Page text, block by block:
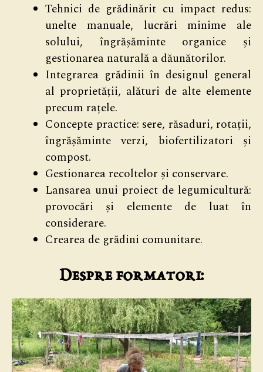
Tehnici de grădinărit cu impact redus:
unelte manuale, lucrări minime ale
solului, îngrășăminte organice și
gestionarea naturală a dăunătorilor.
Integrarea grădinii în designul general
al proprietății, alături de alte elemente
precum rațele.
Concepte practice: sere, răsaduri, rotații,
îngrășăminte verzi, biofertilizatori și
compost.
Gestionarea recoltelor și conservare.
Lansarea unui proiect de legumicultură:
provocări și elemente de luat în
considerare.
Crearea de grădini comunitare.
Despre formatori: